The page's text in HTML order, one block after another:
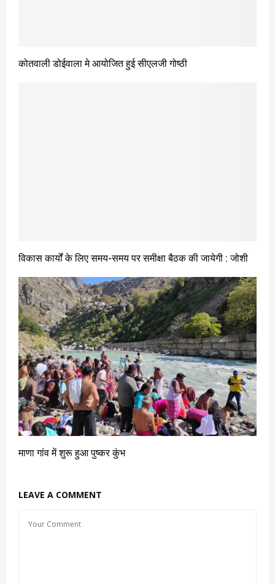
कोतवाली डोईवाला मे आयोजित हुई सीएलजी गोष्ठी
विकास कार्यों के लिए समय-समय पर समीक्षा बैठक की जायेगी : जोशी
माणा गांव में शुरू हुआ पुष्कर कुंभ
LEAVE A COMMENT